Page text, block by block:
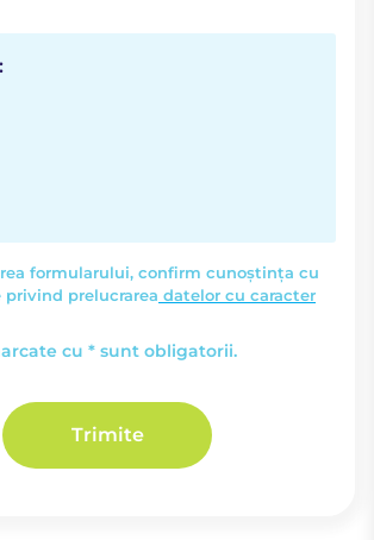
formularului, confirm cunoștința cu
prelucrarea datelor cu caracter
cu * sunt obligatorii.
Trimite